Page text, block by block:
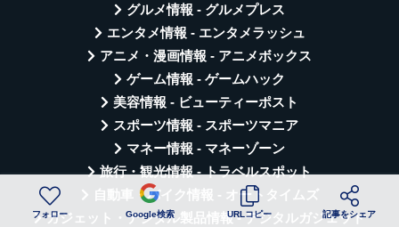
グルメ情報 - グルメプレス
エンタメ情報 - エンタメラッシュ
アニメ・漫画情報 - アニメボックス
ゲーム情報 - ゲームハック
美容情報 - ビューティーポスト
スポーツ情報 - スポーツマニア
マネー情報 - マネーゾーン
旅行・観光情報 - トラベルスポット
自動車・バイク情報 - オートタイムズ
ガジェット・デジタル製品情報 - デジタルガジェット
フォロー Google検索 URLコピー 記事をシェア